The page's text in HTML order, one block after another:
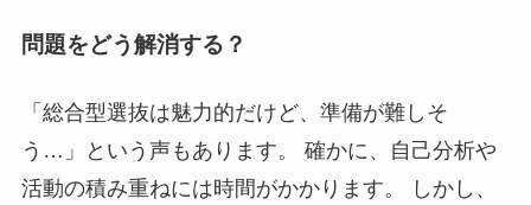
問題をどう解消する？
「総合型選抜は魅力的だけど、準備が難しそ
う…」という声もあります。 確かに、自己分析や
活動の積み重ねには時間がかかります。 しかし、